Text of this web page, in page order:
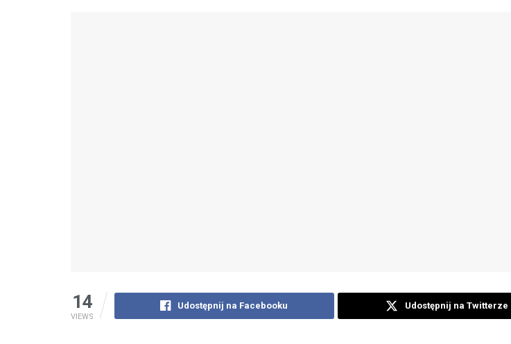
14
VIEWS
Udostępnij na Facebooku Udostępnij na Twitterze